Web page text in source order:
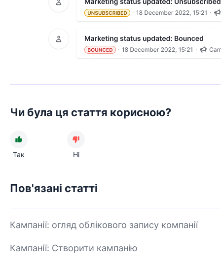
Чи була ця стаття корисною?
Так Ні
Пов'язані статті
Кампанії: огляд облікового запису компанії
Кампанії: Створити кампанію